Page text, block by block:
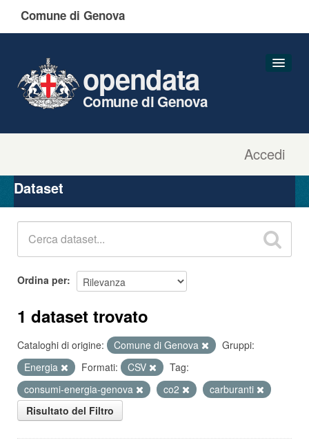
Comune di Genova
Accedi
opendata
Comune di Genova
Organizzazioni
Gruppi
Dataset
Ordina per
1 dataset trovato
Cataloghi di origine: Comune di Genova
Gruppi:
Energia
Formati: CSV
Tag:
consumi-energia-genova
co2
carburanti
Risultato del Filtro